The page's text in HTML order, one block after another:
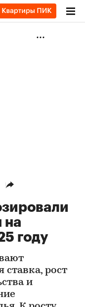
на
году
ставка, рост
и